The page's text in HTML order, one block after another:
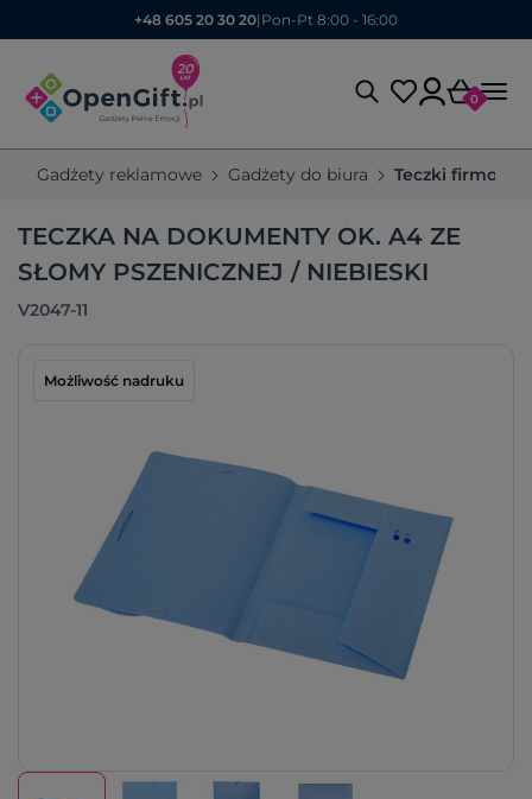
+48 605 20 30 20| Pon-Pt 8:00 - 16:00
0
Gadżety reklamowe Gadżety do biura Teczki firmowe
TECZKA NA DOKUMENTY OK. A4 ZE
SŁOMY PSZENICZNEJ / NIEBIESKI
V2047-11
Możliwość nadruku